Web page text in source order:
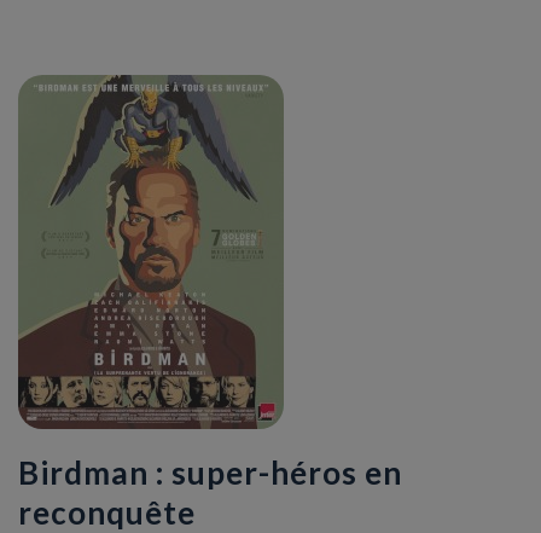
Birdman : super-héros en
reconquête